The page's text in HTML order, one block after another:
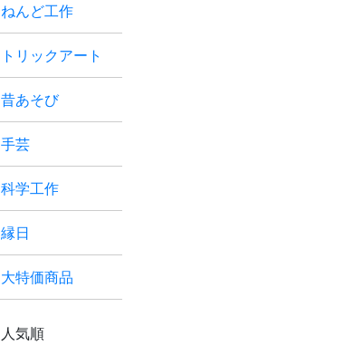
ねんど工作
トリックアート
昔あそび
手芸
科学工作
縁日
大特価商品
人気順